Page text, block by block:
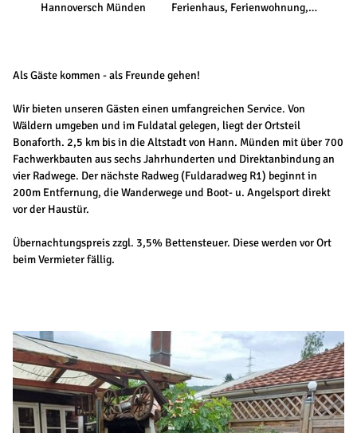
Hannoversch Münden Ferienhaus, Ferienwohnung,…
Als Gäste kommen - als Freunde gehen!
Wir bieten unseren Gästen einen umfangreichen Service. Von
Wäldern umgeben und im Fuldatal gelegen, liegt der Ortsteil
Bonaforth. 2,5 km bis in die Altstadt von Hann. Münden mit über 700
Fachwerkbauten aus sechs Jahrhunderten und Direktanbindung an
vier Radwege. Der nächste Radweg (Fuldaradweg R1) beginnt in
200m Entfernung, die Wanderwege und Boot- u. Angelsport direkt
vor der Haustür.
Übernachtungspreis zzgl. 3,5% Bettensteuer. Diese werden vor Ort
beim Vermieter fällig.